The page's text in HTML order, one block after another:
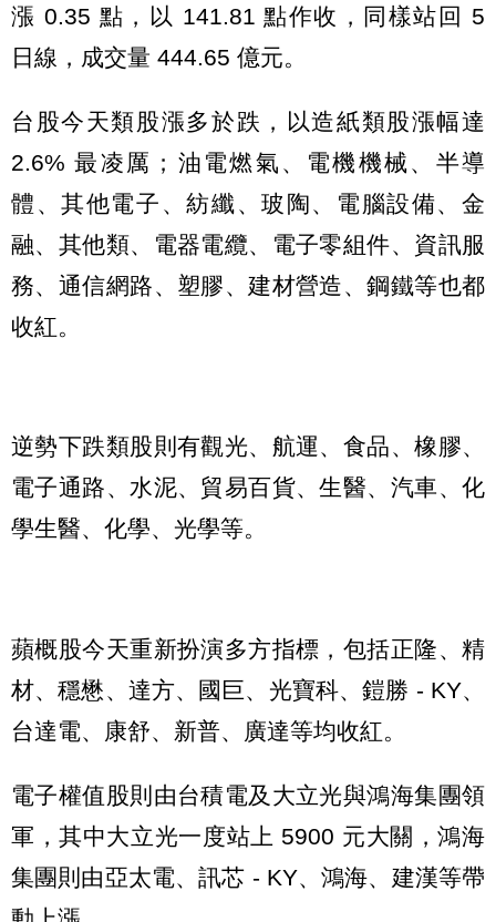
漲 0.35 點，以 141.81 點作收，同樣站回 5
日線，成交量 444.65 億元。
台股今天類股漲多於跌，以造紙類股漲幅達
2.6% 最凌厲；油電燃氣、電機機械、半導
體、其他電子、紡纖、玻陶、電腦設備、金
融、其他類、電器電纜、電子零組件、資訊服
務、通信網路、塑膠、建材營造、鋼鐵等也都
收紅。
逆勢下跌類股則有觀光、航運、食品、橡膠、
電子通路、水泥、貿易百貨、生醫、汽車、化
學生醫、化學、光學等。
蘋概股今天重新扮演多方指標，包括正隆、精
材、穩懋、達方、國巨、光寶科、鎧勝 - KY、
台達電、康舒、新普、廣達等均收紅。
電子權值股則由台積電及大立光與鴻海集團領
軍，其中大立光一度站上 5900 元大關，鴻海
集團則由亞太電、訊芯 - KY、鴻海、建漢等帶